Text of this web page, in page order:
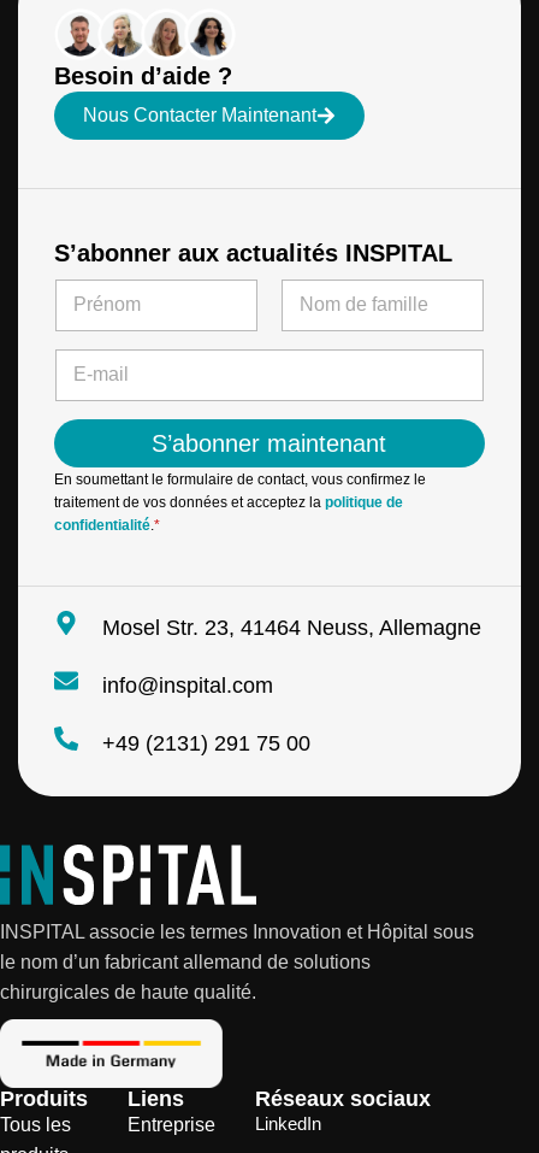
Besoin d’aide ?
Nous Contacter Maintenant
S’abonner aux actualités INSPITAL
m
i
l
N
a
m
m
e
m
a
i
l
*
S’abonner maintenant
En soumettant le formulaire de contact, vous confirmez le
traitement de vos données et acceptez la politique de
confidentialité *
Mosel Str. 23, 41464 Neuss, Allemagne
info@inspital.com
+49 (2131) 291 75 00
INSPITAL associe les termes Innovation et Hôpital sous
le nom d’un fabricant allemand de solutions
chirurgicales de haute qualité.
Produits
Tous les
Liens
Entreprise
Réseaux sociaux
LinkedIn